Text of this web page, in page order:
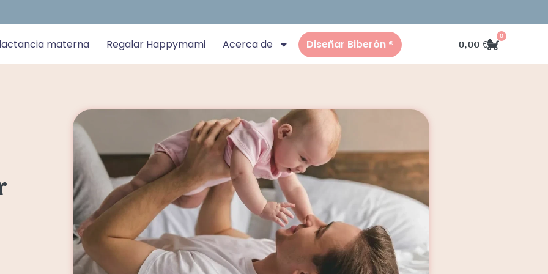
materna Regalar Happymami Acerca de Diseñar Biberón ® 0,00 €
0